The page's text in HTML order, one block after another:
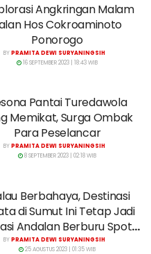
Angkringan Malam
Hos Cokroaminoto
Ponorogo
BYPRAMITA DEWI SURYANINGSIH
16 SEPTEMBER 2023 | 18:43 WIB
Pantai Turedawola
Memikat, Surga Ombak
Para Peselancar
BYPRAMITA DEWI SURYANINGSIH
8 SEPTEMBER 2023 | 02:18 WIB
Berbahaya, Destinasi
di Sumut Ini Tetap Jadi
Andalan Berburu Spot
Foto
BYPRAMITA DEWI SURYANINGSIH
25 AGUSTUS 2023 | 01:35 WIB